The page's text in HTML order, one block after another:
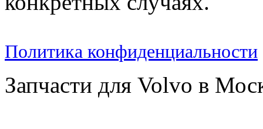
Политика конфиденциальности
Запчасти для Volvo в